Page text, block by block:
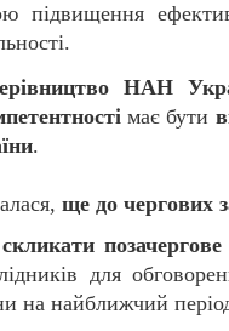
підвищення
НАН
має бути
.
ще до чергових
скликати
для
на найближчий